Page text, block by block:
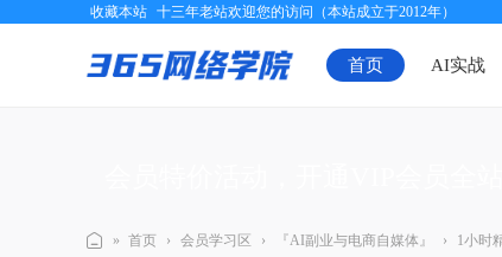
收藏本站 十三年老站欢迎您的访问（本站成立于2012年）
首页 AI实战
» 首页 › 会员学习区 › 『AI副业与电商自媒体』 › 1小时